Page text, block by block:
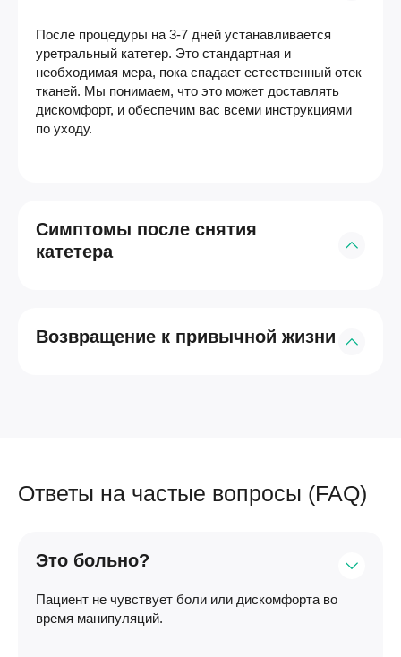
После процедуры на 3-7 дней устанавливается
уретральный катетер. Это стандартная и
необходимая мера, пока спадает естественный отек
тканей. Мы понимаем, что это может доставлять
дискомфорт, и обеспечим вас всеми инструкциями
по уходу.
Симптомы после снятия
катетера
мочеиспускании, более частые позывы,
Возвращение к привычной жизни
Ответы на частые вопросы (FAQ)
Это больно?
Пациент не чувствует боли или дискомфорта во
время манипуляций.